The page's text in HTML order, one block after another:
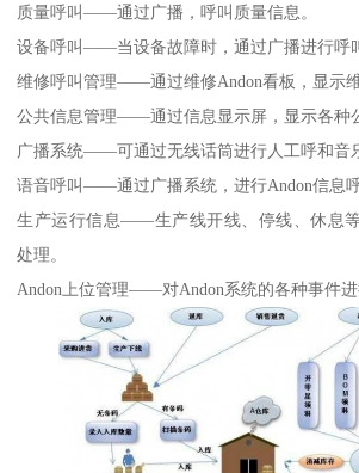
质量呼叫——通过广播，呼叫质量信息。
设备呼叫——当设备故障时，通过广播进行呼
维修呼叫管理——通过维修Andon看板，显示维
公共信息管理——通过信息显示屏，显示各种
广播系统——可通过无线话筒进行人工呼和音
语音呼叫——通过广播系统，进行Andon信息呼
生产运行信息——生产线开线、停线、休息
处理。
Andon上位管理——对Andon系统的各种事件进